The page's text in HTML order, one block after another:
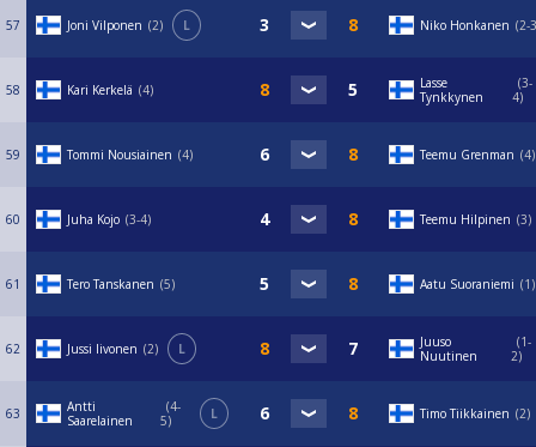
57 Joni Vilponen 2 L Niko Honkanen 2-3
58 Kari Kerkelä 4
Lasse
Tynkkynen
3-
4
59 Tommi Nousiainen 4 Teemu Grenman 4
60 Juha Kojo 3-4 Teemu Hilpinen 3
61 Tero Tanskanen 5 Aatu Suoraniemi 1
62 Jussi Iivonen 2 L
Juuso
Nuutinen
1-
2
63
Antti
Saarelainen
4-
5
L Timo Tiikkainen 2